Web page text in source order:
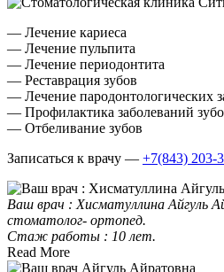
— Лечение кариеса
— Лечение пульпита
— Лечение периодонтита
— Реставрация зубов
— Лечение пародонтологических
— Профилактика заболеваний
— Отбеливание зубов
Записаться к врачу — +7(843) 203-
Ваш врач : Хисматуллина Айгуль
стоматолог- ортопед.
Стаж работы : 10 лет.
Read More